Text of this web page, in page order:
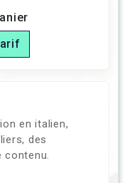
en italien,
des
contenu.